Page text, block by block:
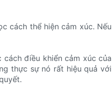
cách thể hiện cảm xúc. Nếu
điều khiển cảm xúc của
thực sự nó rất hiệu quả với